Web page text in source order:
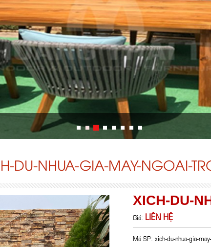
DU-NHUA-GIA-MAY-NGOAI-
XICH-DU-
Giá: LIÊN HỆ
Mã SP: xich-du-nhua-gia-